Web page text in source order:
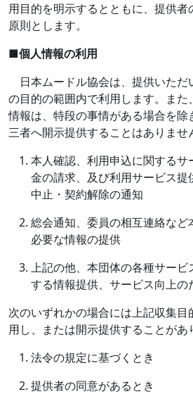
用目的を明示するとともに、提供
原則とします。
■個人情報の利用
日本ムードル協会は、提供いただ
の目的の範囲内で利用します。また
情報は、特段の事情がある場合を
三者へ開示提供することはありませ
本人確認、利用申込に関する
金の請求、及び利用サービス提
中止・契約解除の通知
総会通知、委員の相互連絡など
必要な情報の提供
上記の他、本団体の各種サービ
する情報提供、サービス向上の
次のいずれかの場合には上記収集
用し、または開示提供することがあ
法令の規定に基づくとき
提供者の同意があるとき